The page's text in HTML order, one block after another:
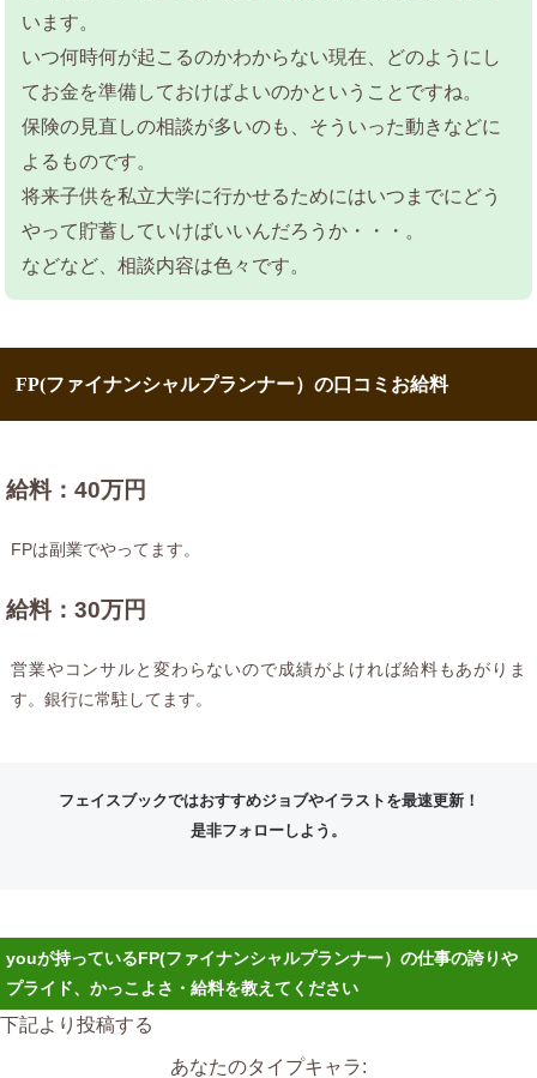
います。
いつ何時何が起こるのかわからない現在、どのようにし
てお金を準備しておけばよいのかということですね。
保険の見直しの相談が多いのも、そういった動きなどに
よるものです。
将来子供を私立大学に行かせるためにはいつまでにどう
やって貯蓄していけばいいんだろうか・・・。
などなど、相談内容は色々です。
FP(ファイナンシャルプランナー）の口コミお給料
給料：40万円
FPは副業でやってます。
給料：30万円
営業やコンサルと変わらないので成績がよければ給料もあがりま
す。銀行に常駐してます。
フェイスブックではおすすめジョブやイラストを最速更新！
是非フォローしよう。
youが持っているFP(ファイナンシャルプランナー）の仕事の誇りや
プライド、かっこよさ・給料を教えてください
下記より投稿する
あなたのタイプキャラ: